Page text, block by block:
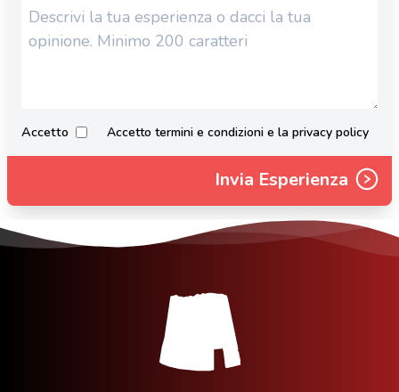
Accetto Accetto termini e condizioni e la privacy policy
Invia Esperienza